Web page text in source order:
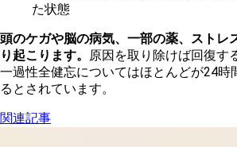
た状態
頭のケガや脳の病気、一部の薬、ストレ
り起こります。 原因を取り除けば回復す
一過性全健忘についてはほとんどが24時
るとされています。
関連記事